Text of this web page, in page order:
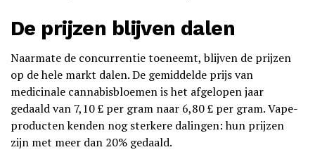
De prijzen blijven dalen
Naarmate de concurrentie toeneemt, blijven de prijzen
op de hele markt dalen. De gemiddelde prijs van
medicinale cannabisbloemen is het afgelopen jaar
gedaald van 7,10 £ per gram naar 6,80 £ per gram. Vape-
producten kenden nog sterkere dalingen: hun prijzen
zijn met meer dan 20% gedaald.